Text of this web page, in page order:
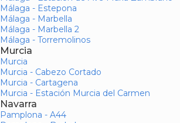
Málaga - Estepona
Málaga - Marbella
Málaga - Marbella 2
Málaga - Torremolinos
Murcia
Murcia
Murcia - Cabezo Cortado
Murcia - Cartagena
Murcia - Estación Murcia del Carmen
Navarra
Pamplona - A44